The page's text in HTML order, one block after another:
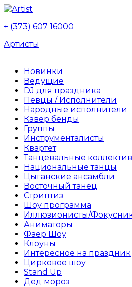
+ (373) 607 16000
Артисты
Новинки
Ведущие
DJ для праздника
Певцы / Исполнители
Народные исполнители
Кавер бенды
Группы
Инструменталисты
Квартет
Танцевальные
Национальные танцы
Цыганские ансамбли
Восточный танец
Стриптиз
Шоу программа
Иллюзионисты/
Аниматоры
Фаер Шоу
Клоуны
Интересное на праздник
Цирковое шоу
Stand Up
Дед мороз